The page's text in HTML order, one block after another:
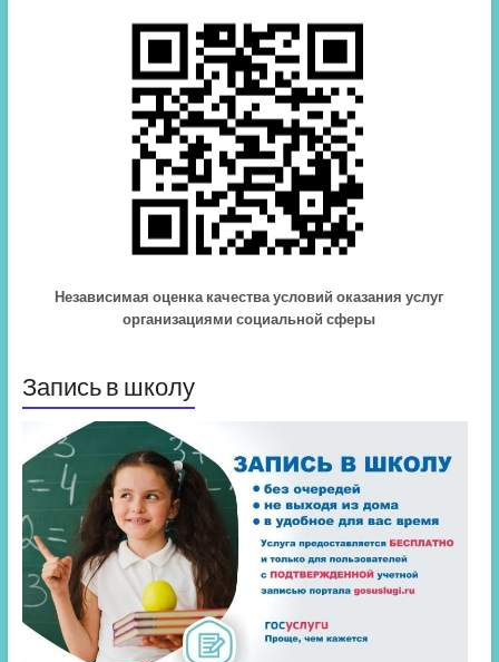
Независимая оценка качества условий оказания услуг
организациями социальной сферы
Запись в школу